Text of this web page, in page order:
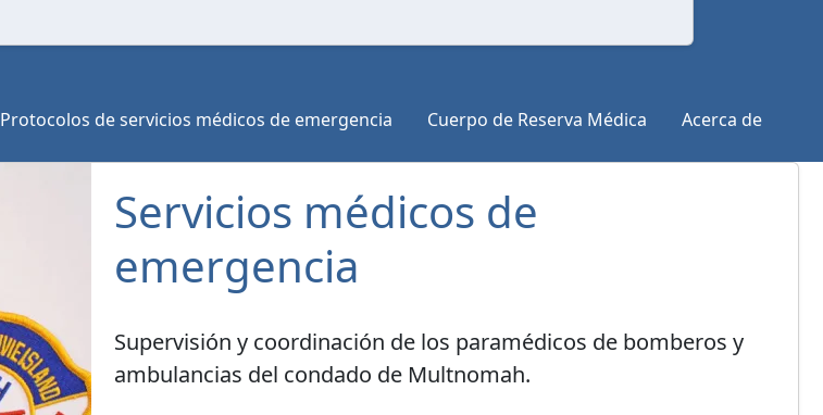
Protocolos de servicios médicos de emergencia Cuerpo de Reserva Médica Acerca de
Servicios médicos de
emergencia
Supervisión y coordinación de los paramédicos de bomberos y
ambulancias del condado de Multnomah.